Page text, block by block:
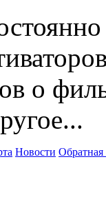
о
Новости Обратная